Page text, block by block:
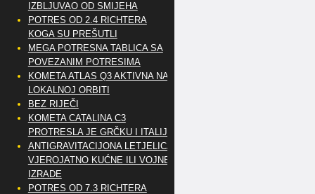
IZBLJUVAO OD SMIJEHA
POTRES OD 2.4 RICHTERA
KOGA SU PREŠUTLI
MEGA POTRESNA TABLICA SA
POVEZANIM POTRESIMA
KOMETA ATLAS Q3 AKTIVNA NA
LOKALNOJ ORBITI
BEZ RIJEČI
KOMETA CATALINA C3
PROTRESLA JE GRČKU I ITALIJU
ANTIGRAVITACIJONA LETJELICA
VJEROJATNO KUĆNE ILI VOJNE
IZRADE
POTRES OD 7.3 RICHTERA